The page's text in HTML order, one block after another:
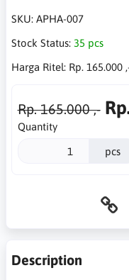
SKU: APHA-007
Stock Status: 35 pcs
Harga Ritel: Rp. 165.000
Rp. 165.000 ,-
Quantity
pcs
Description